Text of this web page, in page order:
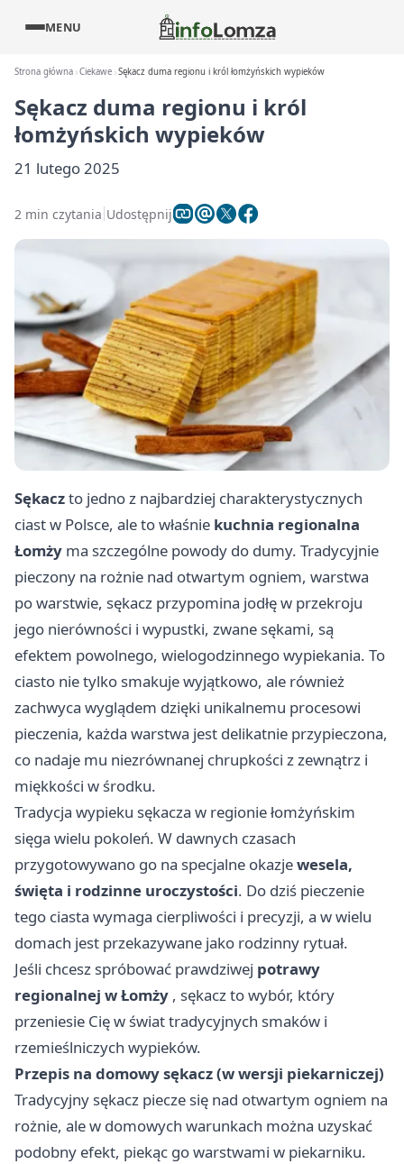
MENU
Strona główna Ciekawe Sękacz duma regionu i król łomżyńskich wypieków
Sękacz duma regionu i król
łomżyńskich wypieków
21 lutego 2025
2 min czytania Udostępnij
Sękaczto jedno z najbardziej charakterystycznych
ciast w Polsce, ale to właśnie kuchnia regionalna
Łomży ma szczególne powody do dumy. Tradycyjnie
pieczony na rożnie nad otwartym ogniem, warstwa
po warstwie, sękacz przypomina jodłę w przekroju
jego nierówności i wypustki, zwane sękami, są
efektem powolnego, wielogodzinnego wypiekania. To
ciasto nie tylko smakuje wyjątkowo, ale również
zachwyca wyglądem dzięki unikalnemu procesowi
pieczenia, każda warstwa jest delikatnie przypieczona,
co nadaje mu niezrównanej chrupkości z zewnątrz i
miękkości w środku.
Tradycja wypieku sękacza w regionie łomżyńskim
sięga wielu pokoleń. W dawnych czasach
przygotowywano go na specjalne okazjewesela,
święta i rodzinne uroczystości. Do dziś pieczenie
tego ciasta wymaga cierpliwości i precyzji, a w wielu
domach jest przekazywane jako rodzinny rytuał.
Jeśli chcesz spróbować prawdziwej potrawy
regionalnej w Łomży , sękacz to wybór, który
przeniesie Cię w świat tradycyjnych smaków i
rzemieślniczych wypieków.
Przepis na domowy sękacz (w wersji piekarniczej)
Tradycyjny sękacz piecze się nad otwartym ogniem na
rożnie, ale w domowych warunkach można uzyskać
podobny efekt, piekąc go warstwami w piekarniku.